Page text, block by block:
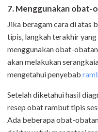
7. Menggunakan obat-
Jika beragam cara di atas
tipis, langkah terakhir
menggunakan obat-
akan melakukan
mengetahui penyebab
Setelah diketahui hasil
resep obat rambut tipis
Ada beberapa obat-